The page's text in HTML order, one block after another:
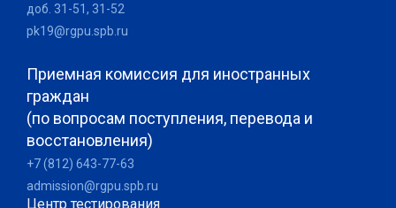
доб. 31-51, 31-52
pk19@rgpu.spb.ru
Приемная комиссия для иностранных
граждан
(по вопросам поступления, перевода и
восстановления)
+7 (812) 643-77-63
admission@rgpu.spb.ru
Центр тестирования